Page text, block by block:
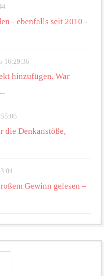
- ebenfalls seit 2010 -
16:29:36
hinzufügen. War
die Denkanstöße,
Gewinn gelesen –